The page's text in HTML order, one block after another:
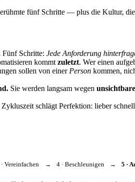
fünf Schritte — plus die Kultur,
Fünf Schritte: Jede Anforderung
kommt zuletzt. Wer einen
sollen von einer Person kommen,
Sie werden langsam wegen
schlägt Perfektion: lieber
Vereinfachen → 4 · Beschleunigen → 5 ·